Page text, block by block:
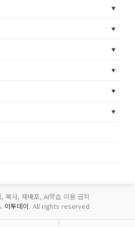
복사, 재배포, AI학습 이용 금지
이투데이. All rights reserved